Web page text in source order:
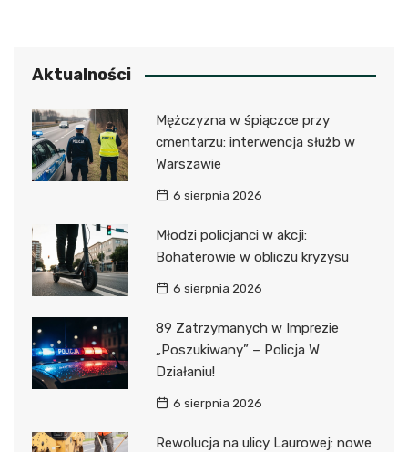
Aktualności
Mężczyzna w śpiączce przy
cmentarzu: interwencja służb w
Warszawie
6 sierpnia 2026
Młodzi policjanci w akcji:
Bohaterowie w obliczu kryzysu
6 sierpnia 2026
89 Zatrzymanych w Imprezie
„Poszukiwany” – Policja W
Działaniu!
6 sierpnia 2026
Rewolucja na ulicy Laurowej: nowe